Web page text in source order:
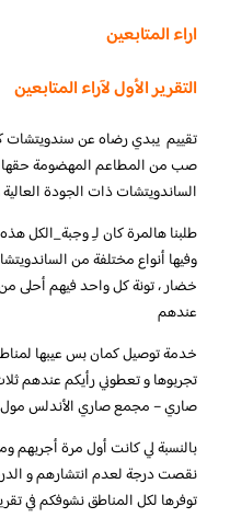
اراء المتابعين
التقرير الأول لآراء المتابعين
تقييم يبدي رضاه عن سندويتشات
صب من المطاعم المهضومة حقها
الساندويتشات ذات الجودة
طلبنا هالمرة كان لـِ وجبة_الكل
وفيها أنواع مختلفة من
عندهم
خدمة توصيل كمان بس عيبها
تجربوها و تعطوني رأيكم عندهم
صاري – مجمع صاري الأندلس مول
نقصت درجة لعدم انتشارهم و
توفرها لكل المناطق نشوفكم في